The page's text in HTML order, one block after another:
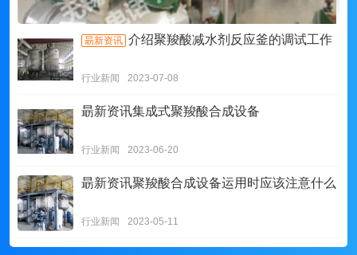
朂新资讯 介绍聚羧酸减水剂反应釜的调试工作
行业新闻 2023-07-08
朂新资讯集成式聚羧酸合成设备
行业新闻 2023-06-20
朂新资讯聚羧酸合成设备运用时应该注意什么
行业新闻 2023-05-11